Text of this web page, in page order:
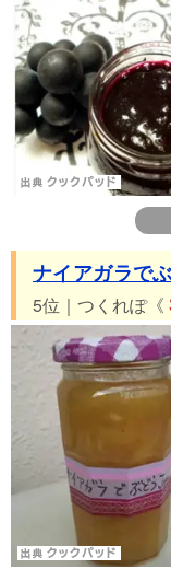
ナイアガラで
5位｜つくれぽ《